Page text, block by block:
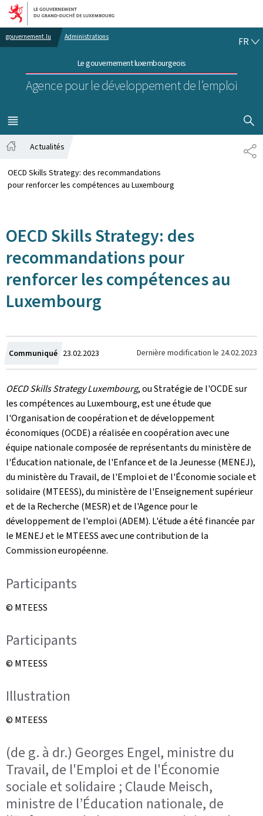
Aller au menu principal
Aller au contenu
gouvernement.lu Administrations
Le gouvernement luxembourgeois
Agence pour le développement de l’emploi
FR
MENU
PRINCIPAL
Actualités
OECD Skills Strategy: des recommandations
pour renforcer les compétences au Luxembourg
OECD Skills Strategy: des
recommandations pour
renforcer les compétences au
Luxembourg
Communiqué Crée
le
23.02.2023 Dernière modification le 24.02.2023
OECD Skills Strategy Luxembourg, ou Stratégie de l'OCDE sur
les compétences au Luxembourg, est une étude que
l'Organisation de coopération et de développement
économiques (OCDE) a réalisée en coopération avec une
équipe nationale composée de représentants du ministère de
l'Éducation nationale, de l'Enfance et de la Jeunesse (MENEJ),
du ministère du Travail, de l'Emploi et de l'Économie sociale et
solidaire (MTEESS), du ministère de l'Enseignement supérieur
et de la Recherche (MESR) et de l'Agence pour le
développement de l'emploi (ADEM). L'étude a été financée par
le MENEJ et le MTEESS avec une contribution de la
Commission européenne.
Participants
© MTEESS
Participants
© MTEESS
Illustration
© MTEESS
(de g. à dr.) Georges Engel, ministre du
Travail, de l'Emploi et de l'Économie
sociale et solidaire ; Claude Meisch,
ministre de l’Éducation nationale, de